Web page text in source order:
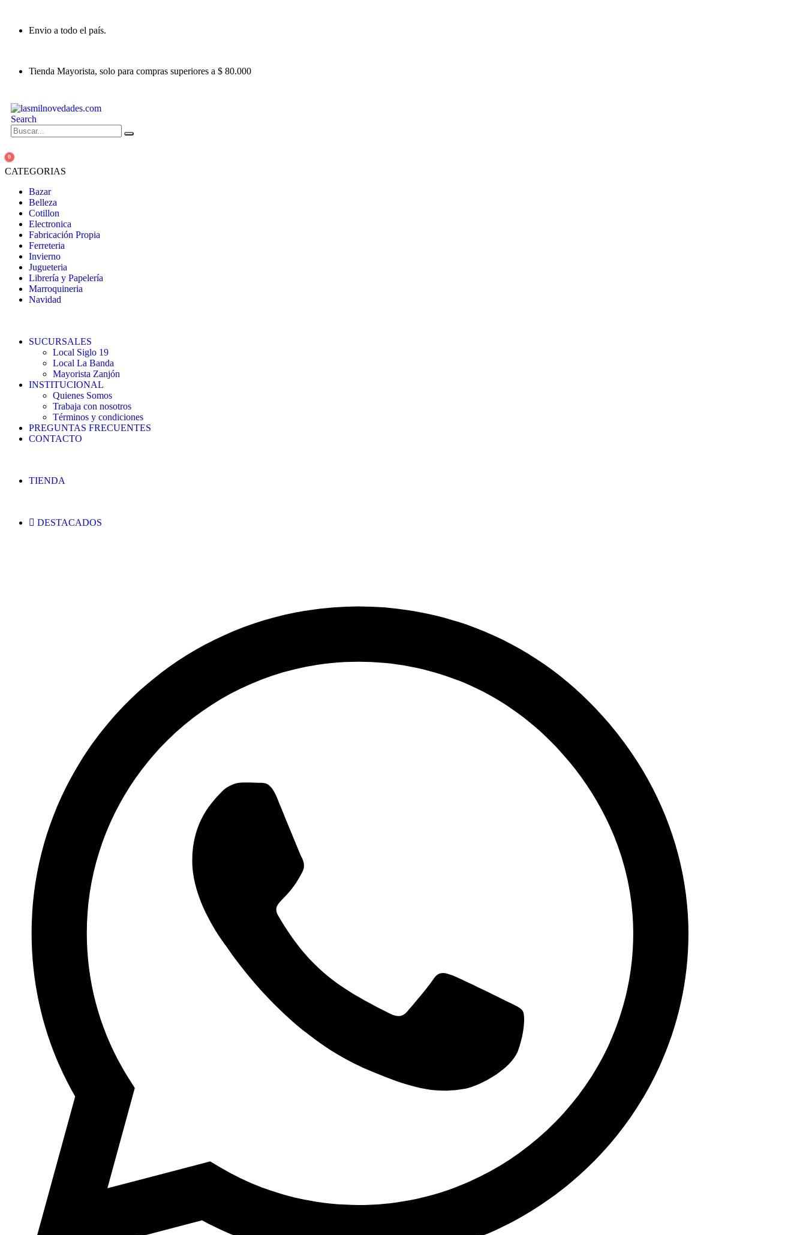
Envio a todo el país.
Tienda Mayorista, solo para compras superiores a $ 80.000
Search
0
CATEGORIAS
Bazar
Belleza
Cotillon
Electronica
Fabricación Propia
Ferreteria
Invierno
Jugueteria
Librería y Papelería
Marroquineria
Navidad
SUCURSALES
Local Siglo 19
Local La Banda
Mayorista Zanjón
INSTITUCIONAL
Quienes Somos
Trabaja con nosotros
Términos y condiciones
PREGUNTAS FRECUENTES
CONTACTO
TIENDA
DESTACADOS